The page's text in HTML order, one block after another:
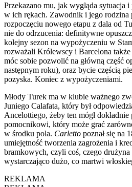
Przekazano mu, jak wygląda sytuacja
w ich rękach. Zawodnik i jego rodzina
rozpoczęciu nowego etapu z dala od
nie do odrzucenia: definitywne
kolejny sezon na wypożyczeniu w
rozważali Królewscy i Barcelona także
móc sobie pozwolić na główną część
następnym roku), oraz bycie częścią
pozyska. Koniec z wypożyczeniami.
Młody Turek ma w klubie ważnego
Juniego Calafata, który był
Ancelottiego, żeby ten mógł
pomocnikowi, który może grać
w środku pola. Carletto poznał się na
umiejętność tworzenia zagrożenia i
bramkowych, czyli coś, czego drużyna
wystarczająco dużo, co martwi
REKLAMA